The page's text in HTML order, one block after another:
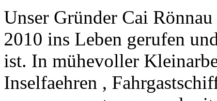
Unser Gründer Cai
2010 ins Leben gerufen
ist. In mühevoller
Inselfaehren ,